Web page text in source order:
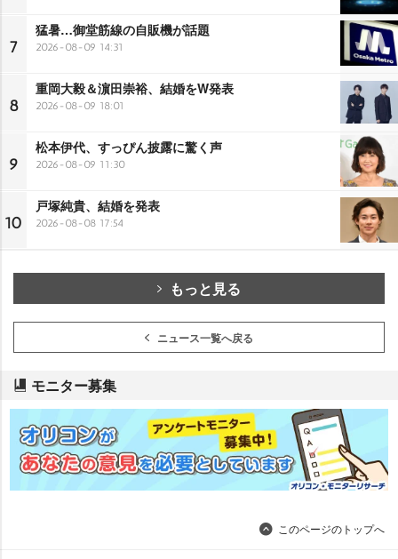
7
猛暑…御堂筋線の自販機が話題
2026-08-09 14:31
8
重岡大毅＆濵田崇裕、結婚をW発表
2026-08-09 18:01
9
松本伊代、すっぴん披露に驚く声
2026-08-09 11:30
10
戸塚純貴、結婚を発表
2026-08-08 17:54
もっと見る
ニュース一覧へ戻る
モニター募集
このページのトップへ